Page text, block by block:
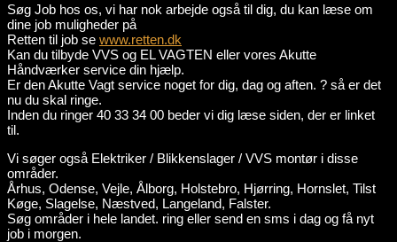
Søg Job hos os, vi har nok arbejde også til dig, du kan læse om
dine job muligheder på
Retten til job se www.retten.dk
Kan du tilbyde VVS og EL VAGTEN eller vores Akutte
Håndværker service din hjælp.
Er den Akutte Vagt service noget for dig, dag og aften. ? så er det
nu du skal ringe.
Inden du ringer 40 33 34 00 beder vi dig læse siden, der er linket
til.
Vi søger også Elektriker / Blikkenslager / VVS montør i disse
områder.
Århus, Odense, Vejle, Ålborg, Holstebro, Hjørring, Hornslet, Tilst
Køge, Slagelse, Næstved, Langeland, Falster.
Søg områder i hele landet. ring eller send en sms i dag og få nyt
job i morgen.